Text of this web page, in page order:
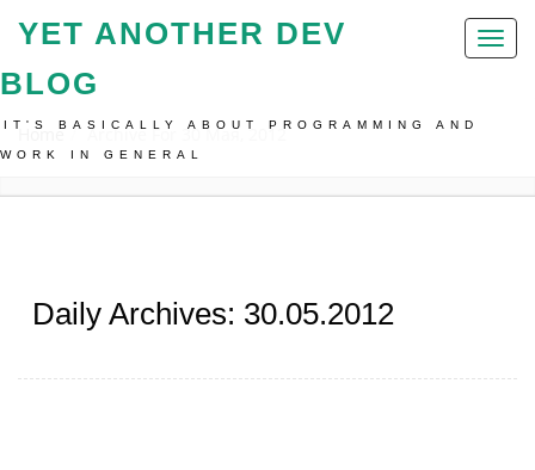
Toggle
YET ANOTHER DEV
BLOG
IT'S BASICALLY ABOUT PROGRAMMING AND
WORK IN GENERAL
Home Archive For 30 Мая, 2012
Daily Archives: 30.05.2012